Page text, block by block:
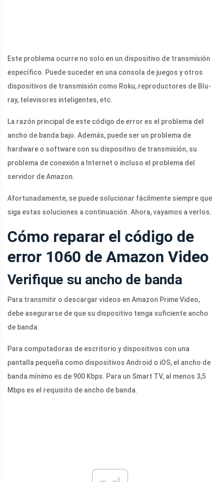
Este problema ocurre no solo en un dispositivo de transmisión
específico. Puede suceder en una consola de juegos y otros
dispositivos de transmisión como Roku, reproductores de Blu-
ray, televisores inteligentes, etc.
La razón principal de este código de error es el problema del
ancho de banda bajo. Además, puede ser un problema de
hardware o software con su dispositivo de transmisión, su
problema de conexión a Internet o incluso el problema del
servidor de Amazon.
Afortunadamente, se puede solucionar fácilmente siempre que
siga estas soluciones a continuación. Ahora, vayamos a verlos.
Cómo reparar el código de
error 1060 de Amazon Video
Verifique su ancho de banda
Para transmitir o descargar videos en Amazon Prime Video,
debe asegurarse de que su dispositivo tenga suficiente ancho
de banda.
Para computadoras de escritorio y dispositivos con una
pantalla pequeña como dispositivos Android o iOS, el ancho de
banda mínimo es de 900 Kbps. Para un Smart TV, al menos 3,5
Mbps es el requisito de ancho de banda.